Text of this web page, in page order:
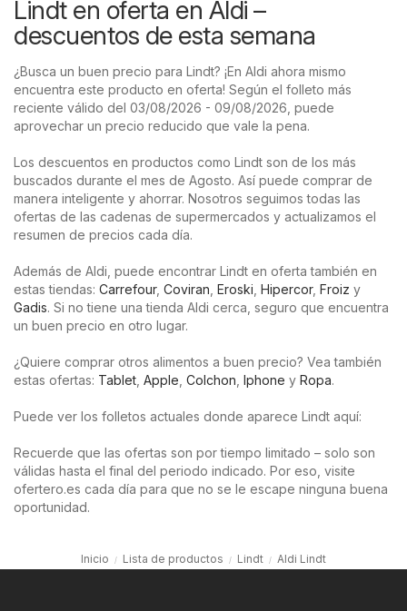
Lindt en oferta en Aldi –
descuentos de esta semana
¿Busca un buen precio para Lindt? ¡En Aldi ahora mismo
encuentra este producto en oferta! Según el folleto más
reciente válido del 03/08/2026 - 09/08/2026, puede
aprovechar un precio reducido que vale la pena.
Los descuentos en productos como Lindt son de los más
buscados durante el mes de Agosto. Así puede comprar de
manera inteligente y ahorrar. Nosotros seguimos todas las
ofertas de las cadenas de supermercados y actualizamos el
resumen de precios cada día.
Además de Aldi, puede encontrar Lindt en oferta también en
estas tiendas: Carrefour, Coviran Eroski Hipercor, Froiz y
Gadis. Si no tiene una tienda Aldi cerca, seguro que encuentra
un buen precio en otro lugar.
¿Quiere comprar otros alimentos a buen precio? Vea también
estas ofertas: Tablet Apple Colchon Iphone y Ropa.
Puede ver los folletos actuales donde aparece Lindt aquí:
Recuerde que las ofertas son por tiempo limitado – solo son
válidas hasta el final del periodo indicado. Por eso, visite
ofertero.es cada día para que no se le escape ninguna buena
oportunidad.
Inicio Lista de productos Lindt Aldi Lindt